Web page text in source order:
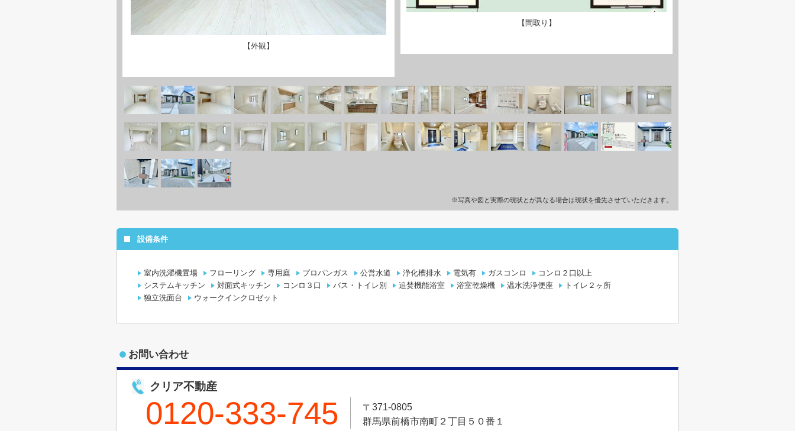
【外観】
【間取り】
※写真や図と実際の現状とが異なる場合は現状を優先させていただきます。
設備条件
室内洗濯機置場 フローリング 専用庭 プロパンガス 公営水道 浄化槽排水 電気有 ガスコンロ
コンロ２口以上
システムキッチン
対面式キッチン コンロ３口 バス・トイレ別 追焚機能浴室 浴室乾燥機 温水洗浄便座
トイレ２ヶ所
独立洗面台
ウォークインクロゼット
お問い合わせ
クリア不動産
0120-333-745
〒371-0805
群馬県前橋市南町２丁目５０番１